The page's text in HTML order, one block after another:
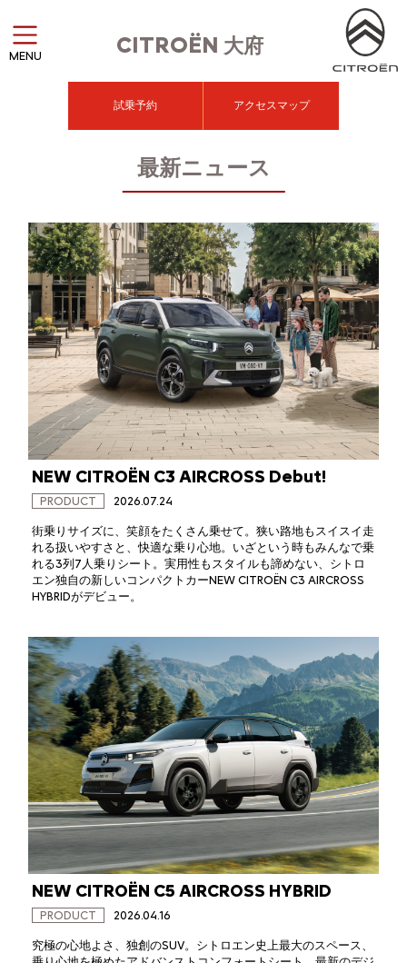
CITROËN 大府
MENU
試乗予約 アクセスマップ
最新ニュース
NEW CITROËN C3 AIRCROSS Debut!
PRODUCT 2026.07.24
街乗りサイズに、笑顔をたくさん乗せて。狭い路地もスイスイ走
れる扱いやすさと、快適な乗り心地。いざという時もみんなで乗
れる3列7人乗りシート。実用性もスタイルも諦めない、シトロ
エン独自の新しいコンパクトカーNEW CITROËN C3 AIRCROSS
HYBRIDがデビュー。
NEW CITROËN C5 AIRCROSS HYBRID
PRODUCT 2026.04.16
究極の心地よさ、独創のSUV。シトロエン史上最大のスペース、